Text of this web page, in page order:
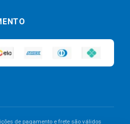
de pagamento e frete são válidos